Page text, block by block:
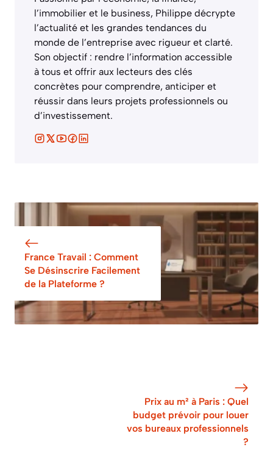
l’immobilier et le business, Philippe décrypte
l’actualité et les grandes tendances du
monde de l’entreprise avec rigueur et clarté.
Son objectif : rendre l’information accessible
à tous et offrir aux lecteurs des clés
concrètes pour comprendre, anticiper et
réussir dans leurs projets professionnels ou
d’investissement.
France Travail : Comment
Se Désinscrire Facilement
de la Plateforme ?
Prix au m² à Paris : Quel
budget prévoir pour louer
vos bureaux professionnels
?